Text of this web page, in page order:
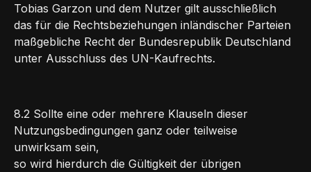
Tobias Garzon und dem Nutzer gilt ausschließlich
das für die Rechtsbeziehungen inländischer Parteien
maßgebliche Recht der Bundesrepublik Deutschland
unter Ausschluss des UN-Kaufrechts.
8.2 Sollte eine oder mehrere Klauseln dieser
Nutzungsbedingungen ganz oder teilweise
unwirksam sein,
so wird hierdurch die Gültigkeit der übrigen